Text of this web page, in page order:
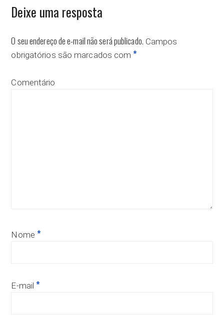
Deixe uma resposta
O seu endereço de e-mail não será publicado. Campos
obrigatórios são marcados com *
Comentário
Nome *
E-mail *